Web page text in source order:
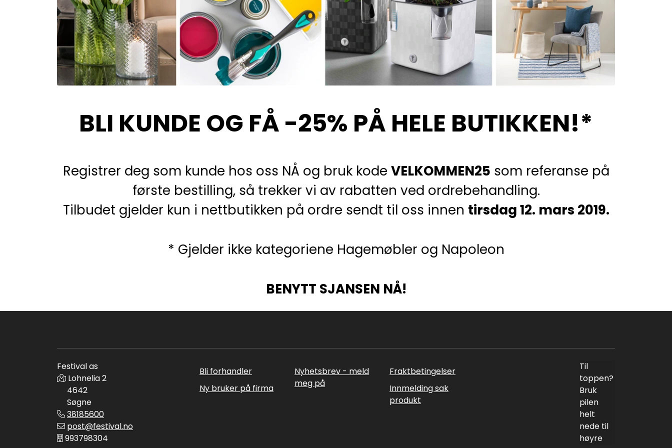
BLI KUNDE OG FÅ -25% PÅ HELE BUTIKKEN!*
Registrer deg som kunde hos oss NÅ og bruk kode VELKOMMEN25 som referanse på
første bestilling, så trekker vi av rabatten ved ordrebehandling.
Tilbudet gjelder kun i nettbutikken på ordre sendt til oss innen tirsdag 12. mars 2019.
* Gjelder ikke kategoriene Hagemøbler og Napoleon
BENYTT SJANSEN NÅ!
Festival as
Lohnelia 2
4642
Søgne
38185600
post@festival.no
993798304
Bli forhandler
Ny bruker på firma
Nyhetsbrev - meld
meg på
Fraktbetingelser
Innmelding sak
produkt
Til
toppen?
Bruk
pilen
helt
nede til
høyre